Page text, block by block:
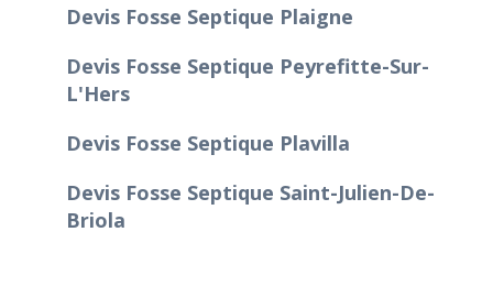
Devis Fosse Septique Plaigne
Devis Fosse Septique Peyrefitte-Sur-
L'Hers
Devis Fosse Septique Plavilla
Devis Fosse Septique Saint-Julien-De-
Briola